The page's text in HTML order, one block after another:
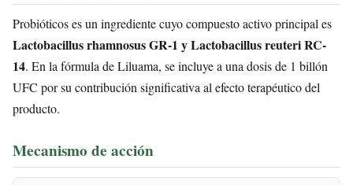
Probióticos es un ingrediente cuyo compuesto activo principal es
Lactobacillus rhamnosus GR-1 y Lactobacillus reuteri RC-
14. En la fórmula de Liluama, se incluye a una dosis de 1 billón
UFC por su contribución significativa al efecto terapéutico del
producto.
Mecanismo de acción